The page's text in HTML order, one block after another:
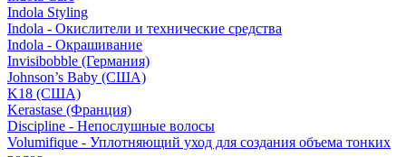
Indola Styling
Indola - Окислители и технические средства
Indola - Окрашивание
Invisibobble (Германия)
Johnson’s Baby (США)
K18 (США)
Kerastase (Франция)
Discipline - Непослушные волосы
Volumifique - Уплотняющий уход для создания объема тонких